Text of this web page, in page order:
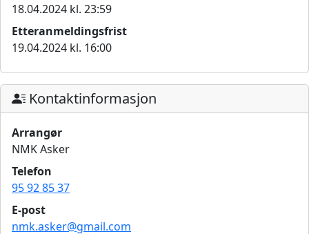
18.04.2024 kl. 23:59
Etteranmeldingsfrist
19.04.2024 kl. 16:00
Kontaktinformasjon
Arrangør
NMK Asker
Telefon
95 92 85 37
E-post
nmk.asker@gmail.com